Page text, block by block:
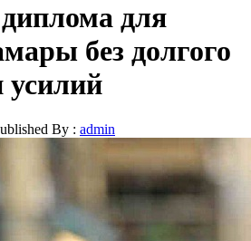
для
без долгого
усилий
By : admin